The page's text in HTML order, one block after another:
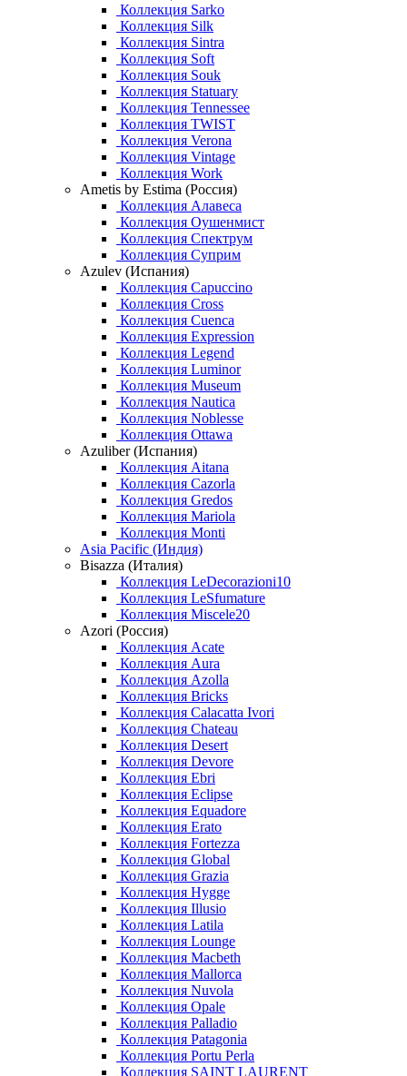
Коллекция Sarko
Коллекция Silk
Коллекция Sintra
Коллекция Soft
Коллекция Souk
Коллекция Statuary
Коллекция Tennessee
Коллекция TWIST
Коллекция Verona
Коллекция Vintage
Коллекция Work
Ametis by Estima (Россия)
Коллекция Алавеса
Коллекция Оушенмист
Коллекция Спектрум
Коллекция Суприм
Azulev (Испания)
Коллекция Capuccino
Коллекция Cross
Коллекция Cuenca
Коллекция Expression
Коллекция Legend
Коллекция Luminor
Коллекция Museum
Коллекция Nautica
Коллекция Noblesse
Коллекция Ottawa
Azuliber (Испания)
Коллекция Aitana
Коллекция Cazorla
Коллекция Gredos
Коллекция Mariola
Коллекция Monti
Asia Pacific (Индия)
Bisazza (Италия)
Коллекция LeDecorazioni10
Коллекция LeSfumature
Коллекция Miscele20
Azori (Россия)
Коллекция Acate
Коллекция Aura
Коллекция Azolla
Коллекция Bricks
Коллекция Calacatta Ivori
Коллекция Chateau
Коллекция Desert
Коллекция Devore
Коллекция Ebri
Коллекция Eclipse
Коллекция Equadore
Коллекция Erato
Коллекция Fortezza
Коллекция Global
Коллекция Grazia
Коллекция Hygge
Коллекция Illusio
Коллекция Latila
Коллекция Lounge
Коллекция Macbeth
Коллекция Mallorca
Коллекция Nuvola
Коллекция Opale
Коллекция Palladio
Коллекция Patagonia
Коллекция Portu Perla
Коллекция SAINT LAURENT